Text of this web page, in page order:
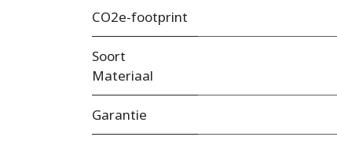
CO2e-footprint
Soort
Materiaal
Garantie